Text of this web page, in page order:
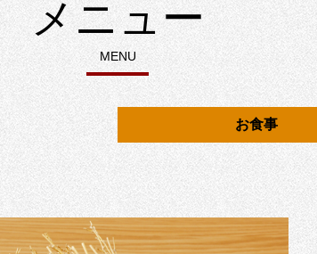
メニュー
MENU
お食事